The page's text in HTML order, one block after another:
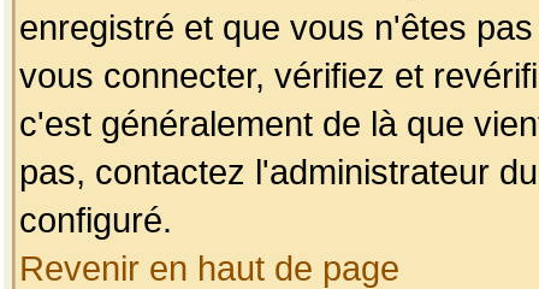
enregistré et que vous n'êtes
vous connecter, vérifiez et
c'est généralement de là que
pas, contactez l'administrateur
configuré.
Revenir en haut de page